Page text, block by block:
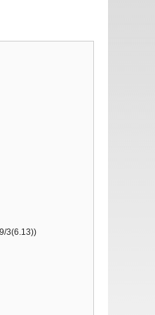
3(6.13))